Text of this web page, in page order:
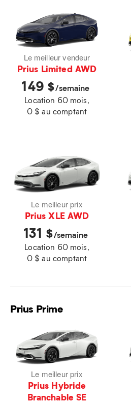
Le meilleur vendeur
Prius Limited AWD
149 $/semaine
Location 60 mois,
0 $ au comptant
Le meilleur prix
Prius XLE AWD
131 $/semaine
Location 60 mois,
0 $ au comptant
Prius Prime
Le meilleur prix
Prius Hybride
Branchable SE